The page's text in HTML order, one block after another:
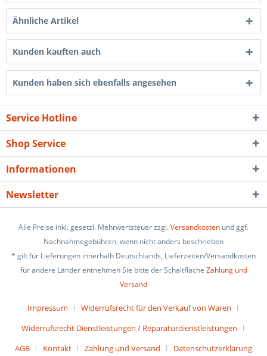
Ähnliche Artikel
Kunden kauften auch
Kunden haben sich ebenfalls angesehen
Service Hotline
Shop Service
Informationen
Newsletter
Alle Preise inkl. gesetzl. Mehrwertsteuer zzgl.Versandkosten und ggf.
Nachnahmegebühren, wenn nicht anders beschrieben
* gilt für Lieferungen innerhalb Deutschlands, Lieferzeiten/Versandkosten
für andere Länder entnehmen Sie bitte der Schaltfläche Zahlung und
Versand
Impressum
Widerrufsrecht für den Verkauf von Waren
Widerrufsrecht Dienstleistungen / Reparaturdienstleistungen
AGB
Kontakt Zahlung und Versand Datenschutzerklärung